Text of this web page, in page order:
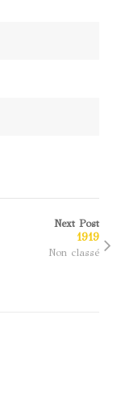
Next Post
1919
Non classé